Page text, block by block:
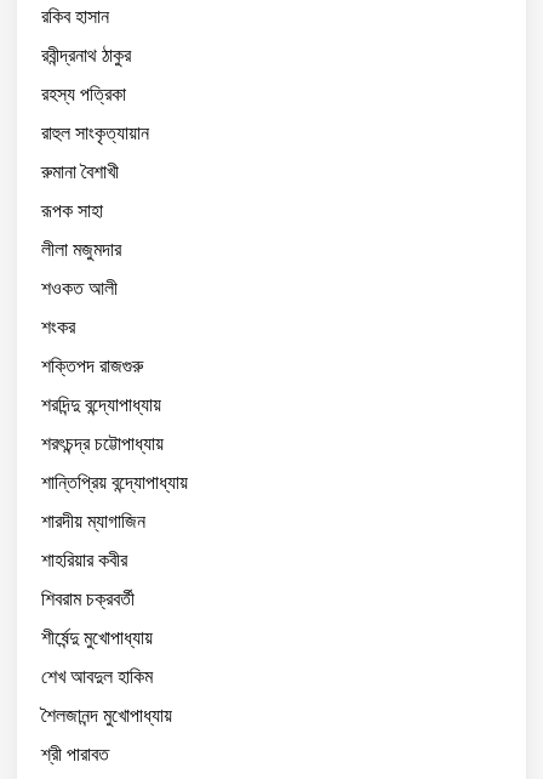
রকিব হাসান
রবীন্দ্রনাথ ঠাকুর
রহস্য পত্রিকা
রাহুল সাংকৃত্যায়ান
রুমানা বৈশাখী
রূপক সাহা
লীলা মজুমদার
শওকত আলী
শংকর
শক্তিপদ রাজগুরু
শরদিন্দু বন্দ্যোপাধ্যায়
শরৎচন্দ্র চট্টোপাধ্যায়
শান্তিপ্রিয় বন্দ্যোপাধ্যায়
শারদীয় ম্যাগাজিন
শাহরিয়ার কবীর
শিবরাম চক্রবর্তী
শীর্ষেন্দু মুখোপাধ্যায়
শেখ আবদুল হাকিম
শৈলজানন্দ মুখোপাধ্যায়
শ্রী পারাবত